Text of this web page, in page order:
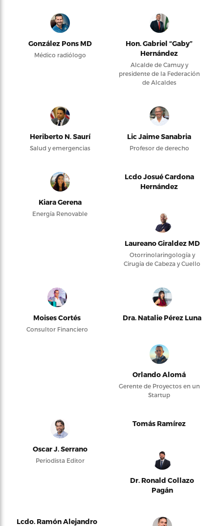
González Pons MD
Médico radiólogo
Hon. Gabriel “Gaby”
Hernández
Alcalde de Camuy y
presidente de la Federación
de Alcaldes
Heriberto N. Saurí
Salud y emergencias
Lic Jaime Sanabria
Profesor de derecho
Kiara Gerena
Energía Renovable
Lcdo Josué Cardona
Hernández
Laureano Giraldez MD
Otorrinolaringología y
Cirugía de Cabeza y Cuello
Moises Cortés
Consultor Financiero
Dra. Natalie Pérez Luna
Orlando Alomá
Gerente de Proyectos en un
Startup
Oscar J. Serrano
Periodista Editor
Tomás Ramírez
Dr. Ronald Collazo
Pagán
Lcdo. Ramón Alejandro